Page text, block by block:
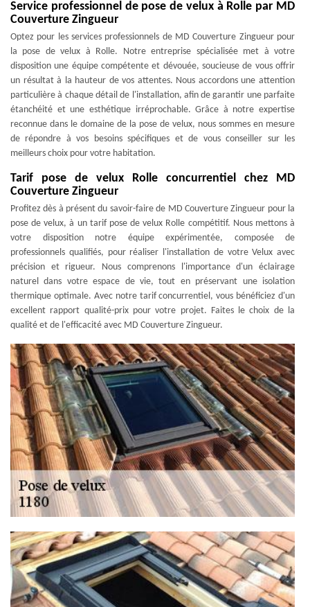
Service professionnel de pose de velux à Rolle par MD
Couverture Zingueur
Optez pour les services professionnels de MD Couverture Zingueur pour
la pose de velux à Rolle. Notre entreprise spécialisée met à votre
disposition une équipe compétente et dévouée, soucieuse de vous offrir
un résultat à la hauteur de vos attentes. Nous accordons une attention
particulière à chaque détail de l'installation, afin de garantir une parfaite
étanchéité et une esthétique irréprochable. Grâce à notre expertise
reconnue dans le domaine de la pose de velux, nous sommes en mesure
de répondre à vos besoins spécifiques et de vous conseiller sur les
meilleurs choix pour votre habitation.
Tarif pose de velux Rolle concurrentiel chez MD
Couverture Zingueur
Profitez dès à présent du savoir-faire de MD Couverture Zingueur pour la
pose de velux, à un tarif pose de velux Rolle compétitif. Nous mettons à
votre disposition notre équipe expérimentée, composée de
professionnels qualifiés, pour réaliser l'installation de votre Velux avec
précision et rigueur. Nous comprenons l'importance d'un éclairage
naturel dans votre espace de vie, tout en préservant une isolation
thermique optimale. Avec notre tarif concurrentiel, vous bénéficiez d'un
excellent rapport qualité-prix pour votre projet. Faites le choix de la
qualité et de l'efficacité avec MD Couverture Zingueur.